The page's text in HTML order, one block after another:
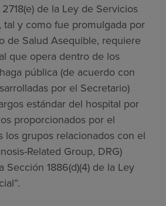
de la Ley de Servicios
tal y como fue promulgada por
de Salud Asequible, requiere
que opera dentro de los
pública (de acuerdo con
por el Secretario)
estándar del hospital por
proporcionados por el
los grupos relacionados con el
Related Group, DRG)
Sección 1886(d)(4) de la Ley